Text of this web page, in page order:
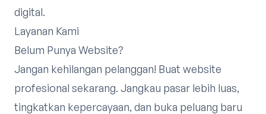
digital.
Layanan Kami
Belum Punya Website?
Jangan kehilangan pelanggan! Buat website
profesional sekarang. Jangkau pasar lebih luas,
tingkatkan kepercayaan, dan buka peluang baru